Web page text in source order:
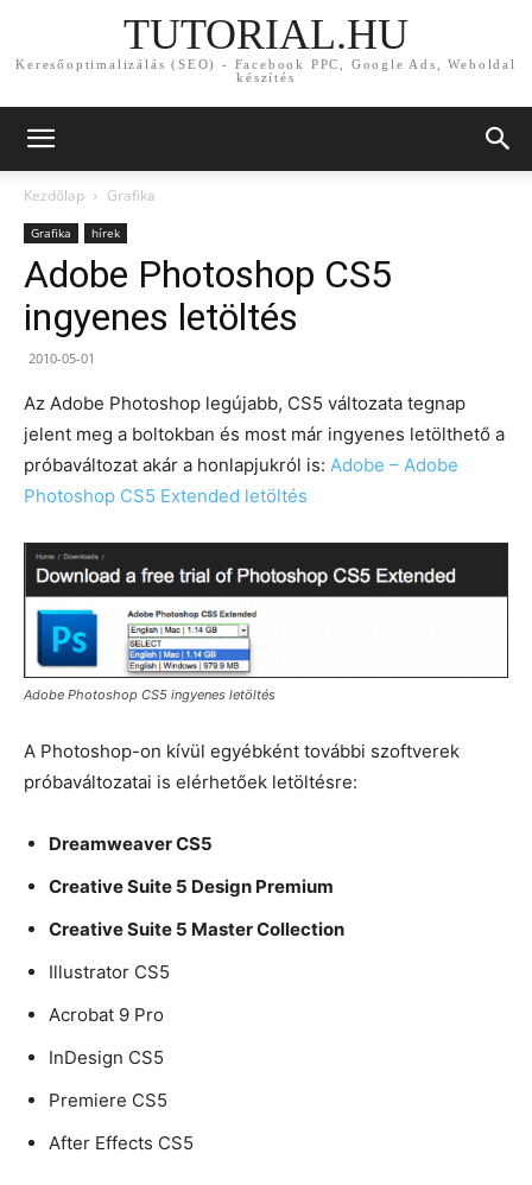
TUTORIAL.HU
Keresőoptimalizálás (SEO) - Facebook PPC, Google Ads, Weboldal
készítés
Kezdőlap Grafika
Grafika hírek
Adobe Photoshop CS5
ingyenes letöltés
2010-05-01
Az Adobe Photoshop legújabb, CS5 változata tegnap
jelent meg a boltokban és most már ingyenes letölthető a
próbaváltozat akár a honlapjukról is: Adobe – Adobe
Photoshop CS5 Extended letöltés
Adobe Photoshop CS5 ingyenes letöltés
A Photoshop-on kívül egyébként további szoftverek
próbaváltozatai is elérhetőek letöltésre:
Dreamweaver CS5
Creative Suite 5 Design Premium
Creative Suite 5 Master Collection
Illustrator CS5
Acrobat 9 Pro
InDesign CS5
Premiere CS5
After Effects CS5